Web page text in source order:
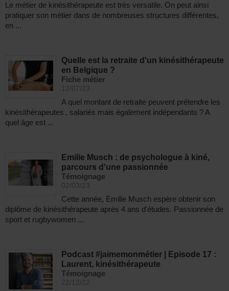
Le métier de kinésithérapeute est très versatile. On peut ainsi
pratiquer son métier dans de nombreuses structures différentes,
en ...
Quelle est la retraite d'un kinésithérapeute
en Belgique ?
Fiche métier
12/07/23
A quel montant de retraite peuvent prétendre les
kinésithérapeutes , salariés mais également indépendants ? A
quel âge est ...
Emilie Musch : de psychologue à kiné,
parcours d'une passionnée
Témoignage
02/03/23
Cette année, Emilie Musch espère obtenir son
diplôme de kinésithérapeute après 4 ans d'études. Passionnée de
sport et rugbywomen ...
Podcast #jaimemonmétier | Episode 17 :
Laurent, kinésithérapeute
Témoignage
22/12/22